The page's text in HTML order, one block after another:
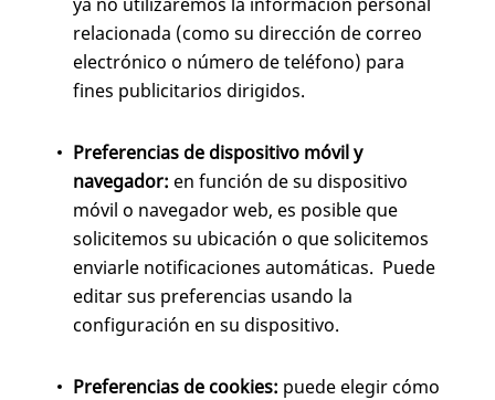
relacionada (como su dirección de correo
electrónico o número de teléfono) para
fines publicitarios dirigidos.
Preferencias de dispositivo móvil y
navegador: en función de su dispositivo
móvil o navegador web, es posible que
solicitemos su ubicación o que solicitemos
enviarle notificaciones automáticas. Puede
editar sus preferencias usando la
configuración en su dispositivo.
Preferencias de cookies: puede elegir cómo